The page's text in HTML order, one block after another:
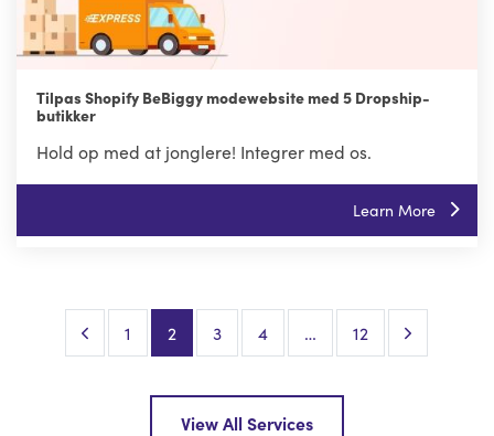
Tilpas Shopify BeBiggy modewebsite med 5 Dropship-
butikker
Hold op med at jonglere! Integrer med os.
Learn More
Previous Page
1 2 3 4 … 12 Next Page
View All Services